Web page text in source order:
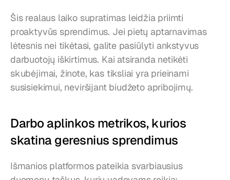
Šis realaus laiko supratimas leidžia priimti
proaktyvūs sprendimus. Jei pietų aptarnavimas
lėtesnis nei tikėtasi, galite pasiūlyti ankstyvus
darbuotojų iškirtimus. Kai atsiranda netikėti
skubėjimai, žinote, kas tiksliai yra prieinami
susisiekimui, neviršijant biudžeto apribojimų.
Darbo aplinkos metrikos, kurios
skatina geresnius sprendimus
Išmanios platformos pateikia svarbiausius